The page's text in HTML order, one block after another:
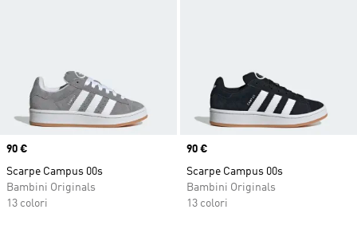
Price
90 €
Scarpe Campus 00s
Bambini Originals
13 colori
Price
90 €
Scarpe Campus 00s
Bambini Originals
13 colori